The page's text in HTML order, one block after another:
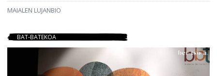
MAIALEN LUJANBIO
BAT-BATEKOA